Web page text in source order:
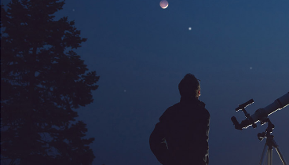
кабачок;
петрушка;
чеснок;
оливковое масло;
соль.